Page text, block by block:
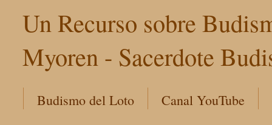
Un Recurso sobre
Myoren - Sacerdote
Budismo del Loto Canal YouTube